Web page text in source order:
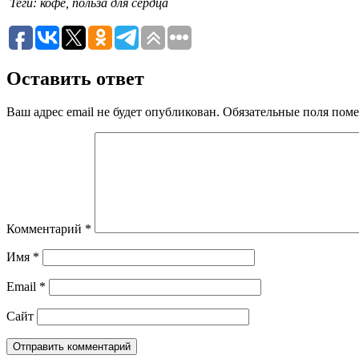
Оставить ответ
Ваш адрес email не будет опубликован. Обязательные поля
Комментарий *
Имя *
Email *
Сайт